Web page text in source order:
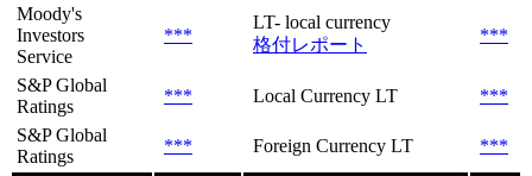
Moody's
Investors
Service
***
LT- local currency
格付レポート
***
S&P Global
Ratings
*** Local Currency LT
***
S&P Global
Ratings
*** Foreign Currency LT ***